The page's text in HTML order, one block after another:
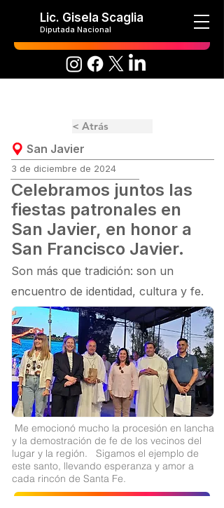
Lic. Gisela Scaglia
Diputada Nacional
< Atrás
San Javier
3 de diciembre de 2024
Celebramos juntos las
fiestas patronales en
San Javier, en honor a
San Francisco Javier.
Son más que tradición: son un
encuentro de identidad, cultura y fe.
Me emocionó mucho la procesión en lancha
y la demostración de fe de los vecinos del
lugar y la región. Sigamos el ejemplo de
este santo, llevando esperanza y amor a
cada rincón de Santa Fe.